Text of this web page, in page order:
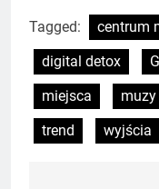
Tagged: centrum
digital detox
miejsca
muzy
trend
wyjścia